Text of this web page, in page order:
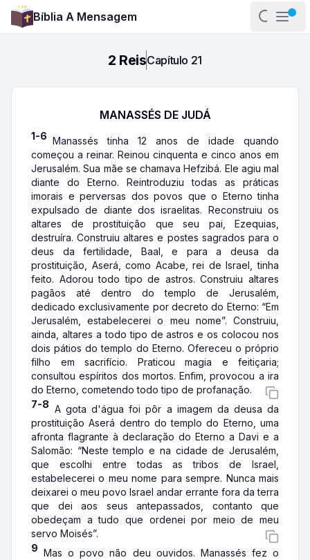
Bíblia A Mensagem
Abrir
2 ReisCapítulo 21
MANASSÉS DE JUDÁ
1-6 Manassés tinha 12 anos de idade quando
começou a reinar. Reinou cinquenta e cinco anos em
Jerusalém. Sua mãe se chamava Hefzibá. Ele agiu mal
diante do Eterno. Reintroduziu todas as práticas
imorais e perversas dos povos que o Eterno tinha
expulsado de diante dos israelitas. Reconstruiu os
altares de prostituição que seu pai, Ezequias,
destruíra. Construiu altares e postes sagrados para o
deus da fertilidade, Baal, e para a deusa da
prostituição, Aserá, como Acabe, rei de Israel, tinha
feito. Adorou todo tipo de astros. Construiu altares
pagãos até dentro do templo de Jerusalém,
dedicado exclusivamente por decreto do Eterno: “Em
Jerusalém, estabelecerei o meu nome”. Construiu,
ainda, altares a todo tipo de astros e os colocou nos
dois pátios do templo do Eterno. Ofereceu o próprio
filho em sacrifício. Praticou magia e feitiçaria;
consultou espíritos dos mortos. Enfim, provocou a ira
do Eterno, cometendo todo tipo de profanação.
7-8 A gota d'água foi pôr a imagem da deusa da
prostituição Aserá dentro do templo do Eterno, uma
afronta flagrante à declaração do Eterno a Davi e a
Salomão: “Neste templo e na cidade de Jerusalém,
que escolhi entre todas as tribos de Israel,
estabelecerei o meu nome para sempre. Nunca mais
deixarei o meu povo Israel andar errante fora da terra
que dei aos seus antepassados, contanto que
obedeçam a tudo que ordenei por meio de meu
servo Moisés”.
9 Mas o povo não deu ouvidos. Manassés fez o